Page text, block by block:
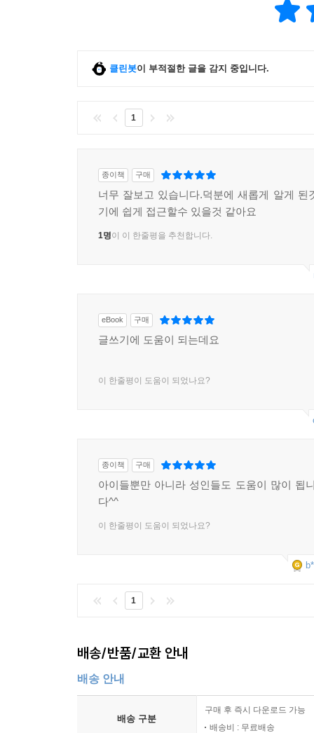
클린봇이 부적절한 글을 감지 중입니다.
1
종이책 구매
너무 잘보고 있습니다.덕분에 새롭게 알게 된
기에 쉽게 접근할수 있을것 같아요
1명이 이 한줄평을 추천합니다.
eBook 구매
글쓰기에 도움이 되는데요
이 한줄평이 도움이 되었나요?
종이책 구매
아이들뿐만 아니라 성인들도 도움이 많이 됩
다^^
이 한줄평이 도움이 되었나요?
1
배송/반품/교환 안내
배송 안내
배송 구분
구매 후 즉시 다운로드 가능
배송비 : 무료배송